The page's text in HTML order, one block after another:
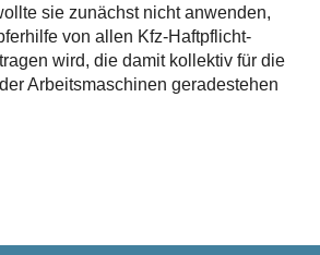
sie zunächst nicht anwenden,
von allen Kfz-Haftpflicht-
wird, die damit kollektiv für die
Arbeitsmaschinen geradestehen